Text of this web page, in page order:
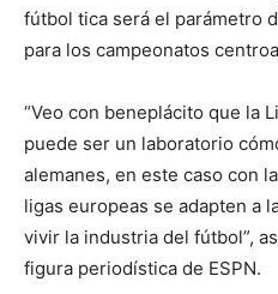
fútbol tica será el parámetro
para los campeonatos
“Veo con beneplácito que la
puede ser un laboratorio
alemanes, en este caso con
ligas europeas se adapten a
vivir la industria del fútbol”,
figura periodística de ESPN.